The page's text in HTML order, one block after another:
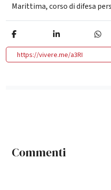
Marittima,corso di difesa
https://vivere.me/a3RI
Commenti